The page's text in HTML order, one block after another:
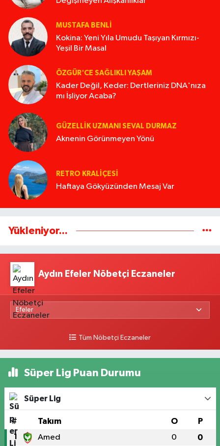
MUSTAFA BENLI
Kokina: Yeni Yıla Umudu Taşıyan Kırmızı-
Yeşil Bir Masal
ÖZGÜR'CE SAĞLIKLI YAŞAM
Kader Değil, Keder: Dertleriniz DNA'nıza
mı İşliyor Acaba?
GÜZELLIK UZMANI SEVAL DURMAZ
Aknenin Görünmeyen Yönü
RETRO KRALIÇESI
Haftaya Gökyüzünden Mesaj Var
Yükleniyor...
Aydın Efeler Nöbetçi Eczaneler
Tüm Nöbetçi Eczaneler
Süper Lig Puan Durumu
Süper Lig
# Takım O P
1 Amed 0 0